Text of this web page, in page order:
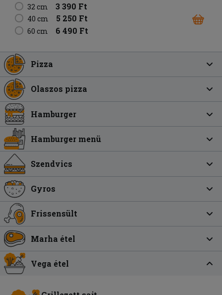
32 cm 3 390 Ft
40 cm 5 250 Ft
60 cm 6 490 Ft
Pizza
Olaszos pizza
Hamburger
Hamburger menü
Szendvics
Gyros
Frissensült
Marha étel
Vega étel